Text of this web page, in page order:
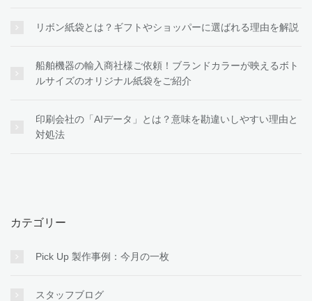
リボン紙袋とは？ギフトやショッパーに選ばれる理由を解説
船舶機器の輸入商社様ご依頼！ブランドカラーが映えるボト
ルサイズのオリジナル紙袋をご紹介
印刷会社の「AIデータ」とは？意味を勘違いしやすい理由と
対処法
カテゴリー
Pick Up 製作事例：今月の一枚
スタッフブログ